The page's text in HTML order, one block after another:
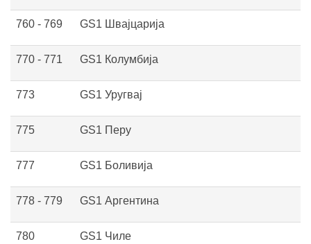
760 - 769 GS1 Швајцарија
770 - 771 GS1 Колумбија
773 GS1 Уругвај
775 GS1 Перу
777 GS1 Боливија
778 - 779 GS1 Аргентина
780 GS1 Чиле